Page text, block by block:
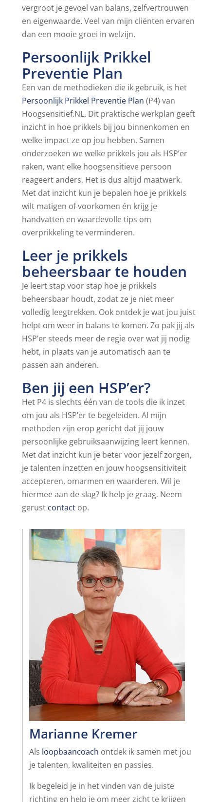
vergroot je gevoel van balans, zelfvertrouwen
en eigenwaarde. Veel van mijn cliënten ervaren
dan een mooie groei in welzijn.
Persoonlijk Prikkel
Preventie Plan
Een van de methodieken die ik gebruik, is het
Persoonlijk Prikkel Preventie Plan (P4) van
Hoogsensitief.NL. Dit praktische werkplan geeft
inzicht in hoe prikkels bij jou binnenkomen en
welke impact ze op jou hebben. Samen
onderzoeken we welke prikkels jou als HSP’er
raken, want elke hoogsensitieve persoon
reageert anders. Het is dus altijd maatwerk.
Met dat inzicht kun je bepalen hoe je prikkels
wilt matigen of voorkomen én krijg je
handvatten en waardevolle tips om
overprikkeling te verminderen.
Leer je prikkels
beheersbaar te houden
Je leert stap voor stap hoe je prikkels
beheersbaar houdt, zodat ze je niet meer
volledig leegtrekken. Ook ontdek je wat jou juist
helpt om weer in balans te komen. Zo pak jij als
HSP’er steeds meer de regie over wat jij nodig
hebt, in plaats van je automatisch aan te
passen aan anderen.
Ben jij een HSP’er?
Het P4 is slechts één van de tools die ik inzet
om jou als HSP’er te begeleiden. Al mijn
methoden zijn erop gericht dat jij jouw
persoonlijke gebruiksaanwijzing leert kennen.
Met dat inzicht kun je beter voor jezelf zorgen,
je talenten inzetten en jouw hoogsensitiviteit
accepteren, omarmen en waarderen. Wil je
hiermee aan de slag? Ik help je graag. Neem
gerust contactop.
Marianne Kremer
Als loopbaancoach ontdek ik samen met jou
je talenten, kwaliteiten en passies.
Ik begeleid je in het vinden van de juiste
richting en help je om meer zicht te krijgen